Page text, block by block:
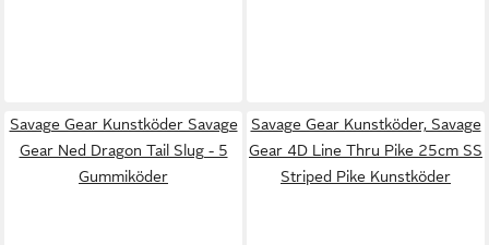
Savage Gear Kunstköder Savage
Gear Ned Dragon Tail Slug - 5
Gummiköder
Savage Gear Kunstköder, Savage
Gear 4D Line Thru Pike 25cm SS
Striped Pike Kunstköder